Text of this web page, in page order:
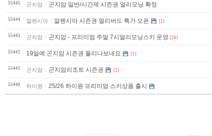
55445 곤지암 곤지암 일반/시간제 시즌권 얼리모닝 확정
55444 알펜시아 알펜시아 시즌권 얼리버드 특가 오픈 [1]
55443 곤지암 곤지암 - 프리미엄 주말 7시얼리모닝스키 운영 [26]
55442 19일에 곤지암 시즌권 풀리나보네요 [1]
55441 곤지암 곤지암리조트 시즌권 [2]
55440 하이원 25/26 하이원 프리미엄 스키상품 출시